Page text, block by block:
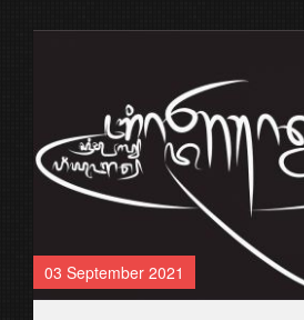
03 September 2021